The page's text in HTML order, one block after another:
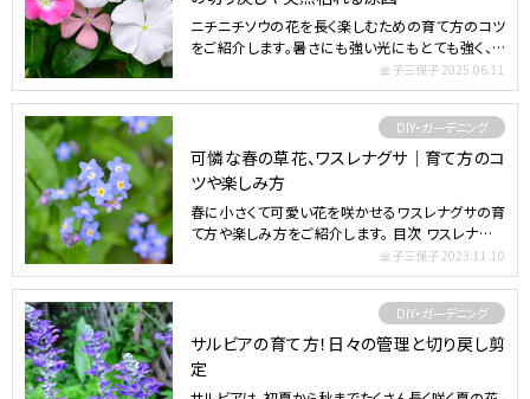
ニチニチソウの花を長く楽しむための育て方のコツ
をご紹介します。暑さにも強い光にもとても強く、さ
金子三保子 2025.06.11
DIY・ガーデニング
可憐な春の草花、ワスレナグサ｜育て方のコ
ツや楽しみ方
春に小さくて可愛い花を咲かせるワスレナグサの育
て方や楽しみ方をご紹介します。 目次 ワスレナグサ
金子三保子 2023.11.10
DIY・ガーデニング
サルビアの育て方！日々の管理と切り戻し剪
定